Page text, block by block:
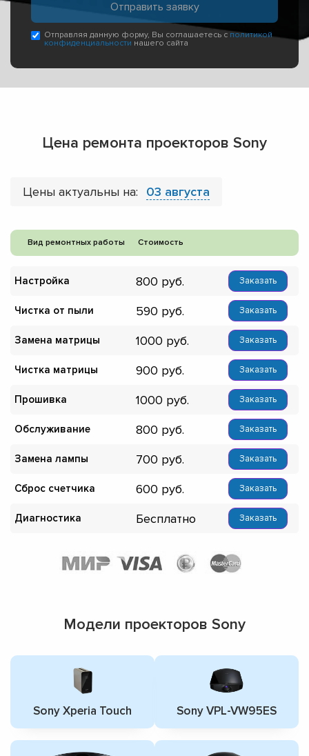
Отправляя данную форму, Вы соглашаетесь с политикой
конфиденциальности нашего сайта
Цена ремонта проекторов Sony
Цены актуальны на: 03 августа
Вид ремонтных работы Стоимость
Настройка 800 Заказать
Чистка от пыли 590 Заказать
Замена матрицы 1000 Заказать
Чистка матрицы 900 Заказать
Прошивка 1000 Заказать
Обслуживание 800 Заказать
Замена лампы 700 Заказать
Сброс счетчика 600 Заказать
Диагностика Бесплатно Заказать
Модели проекторов Sony
Sony Xperia Touch Sony VPL-VW95ES